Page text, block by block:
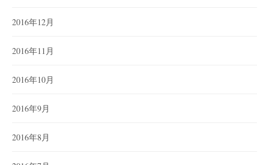
2016年12月
2016年11月
2016年10月
2016年9月
2016年8月